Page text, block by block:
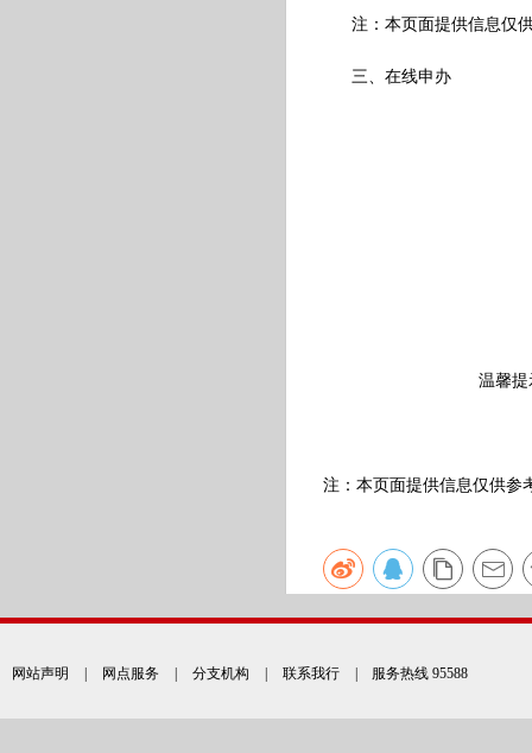
注：本页面提供信息仅供
三、在线申办
温馨
注：本页面提供信息仅供参
网站声明 网点服务 分支机构 联系我行 | 服务热线 95588